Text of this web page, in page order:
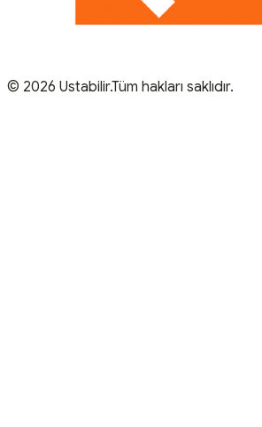
© 2026 Ustabilir.Tüm hakları saklıdır.